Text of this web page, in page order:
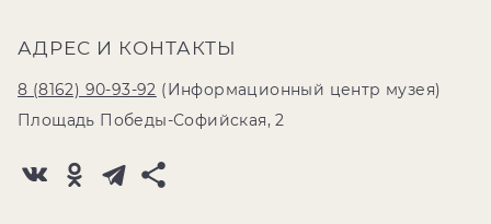
АДРЕС И КОНТАКТЫ
8 (8162) 90-93-92 (Информационный центр музея)
Площадь Победы-Софийская, 2